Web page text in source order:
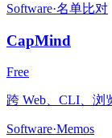
Software·名单比对
CapMind
Free
跨 Web、CLI、浏
Software·Memos